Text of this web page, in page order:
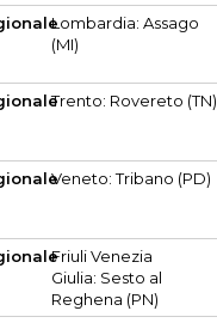
Lombardia: Assago
(MI)
Trento: Rovereto (TN)
Veneto: Tribano (PD)
Friuli Venezia
Giulia: Sesto al
Reghena (PN)